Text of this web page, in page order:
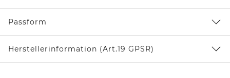
Passform
Herstellerinformation (Art.19 GPSR)